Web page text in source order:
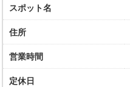
スポット名
住所
営業時間
定休日